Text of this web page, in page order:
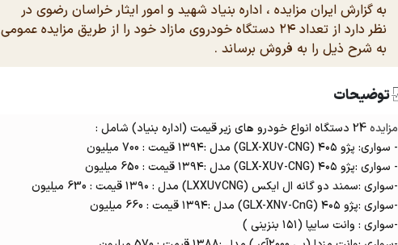
به گزارش ایران مزایده ، اداره بنیاد شهید و امور ایثار خراسان رضوی در
نظر دارد از تعداد ۲۴ دستگاه خودروی مازاد خود را از طریق مزایده عمومی
به شرح ذیل را به فروش برساند .
توضیحات
مزایده24 دستگاه انواع خودرو های زیر قیمت (اداره بنیاد) شامل :
- سواری: پژو ۴۰۵ (GLX-XU۷-CNG) مدل :۱۳۹۴ قیمت : 700 میلیون
- سواری :پژو ۴۰۵ (GLX-XU۷-CNG) مدل :۱۳۹۴ قیمت : 650 میلیون
-سواری :سمند دو گانه ال ایکس (LXXU۷CNG) مدل : ۱۳۹۰ قیمت : 630 میلیون
-سواری :پژو ۴۰۵ (GLX-XN۷-CnG) مدل :۱۳۹۴ قیمت : 660 میلیون
-سواری : وانت سایپا (۱۵۱ بنزینی )